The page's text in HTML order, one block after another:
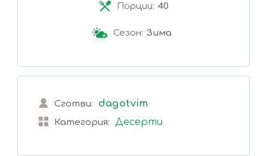
Порции: 40
Сезон: Зима
Сготви: dagotvim
Категория: Десерти